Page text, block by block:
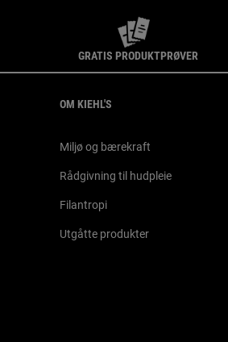
GRATIS PRODUKTPRØVER
OM KIEHL'S
Miljø og bærekraft
Rådgivning til hudpleie
Filantropi
Utgåtte produkter